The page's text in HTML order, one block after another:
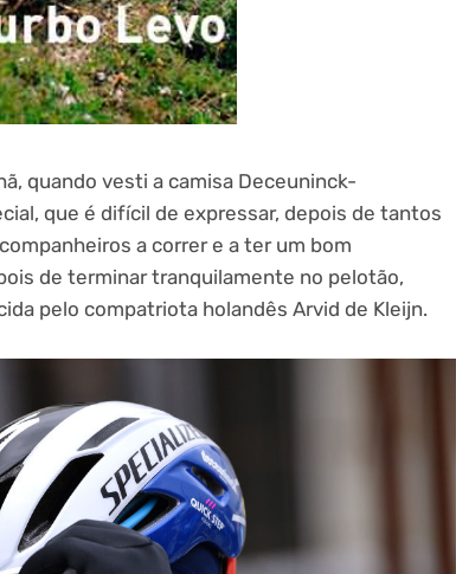
quando vesti a camisa Deceuninck-
que é difícil de expressar, depois de tantos
a correr e a ter um bom
de terminar tranquilamente no pelotão,
pelo compatriota holandês Arvid de Kleijn.